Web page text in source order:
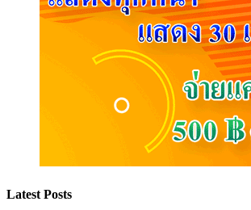
Latest Posts